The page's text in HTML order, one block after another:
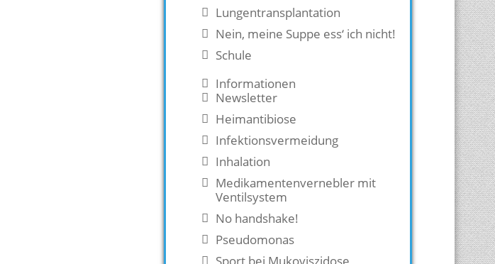
Lungentransplantation
Nein, meine Suppe ess‘ ich nicht!
Schule
Informationen
Newsletter
Heimantibiose
Infektionsvermeidung
Inhalation
Medikamentenvernebler mit
Ventilsystem
No handshake!
Pseudomonas
Sport bei Mukoviszidose